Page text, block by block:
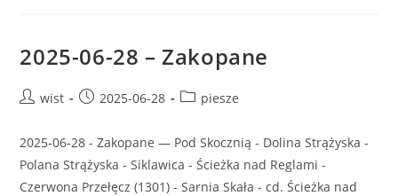
2025-06-28 – Zakopane
Postwist
Post2025-06-28
Postpiesze
2025-06-28 - Zakopane — Pod Skocznią - Dolina Strążyska -
Polana Strążyska - Siklawica - Ścieżka nad Reglami -
Czerwona Przełęcz (1301) - Sarnia Skała - cd. Ścieżka nad